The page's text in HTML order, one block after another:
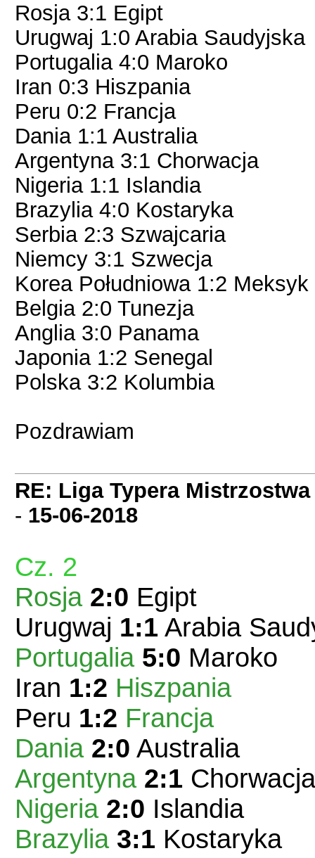
Rosja 3:1 Egipt
Urugwaj 1:0 Arabia Saudyjska
Portugalia 4:0 Maroko
Iran 0:3 Hiszpania
Peru 0:2 Francja
Dania 1:1 Australia
Argentyna 3:1 Chorwacja
Nigeria 1:1 Islandia
Brazylia 4:0 Kostaryka
Serbia 2:3 Szwajcaria
Niemcy 3:1 Szwecja
Korea Południowa 1:2 Meksyk
Belgia 2:0 Tunezja
Anglia 3:0 Panama
Japonia 1:2 Senegal
Polska 3:2 Kolumbia
Pozdrawiam
RE: Liga Typera Mistrzostwa
- 15-06-2018
Cz. 2
Rosja 2:0 Egipt
Urugwaj 1:1 Arabia
Portugalia 5:0 Maroko
Iran 1:2 Hiszpania
Peru 1:2 Francja
Dania 2:0 Australia
Argentyna 2:1 Chorwacja
Nigeria 2:0 Islandia
Brazylia 3:1 Kostaryka